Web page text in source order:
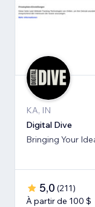
KA, IN
Digital Dive
Bringing Your
5,0 (211)
À partir de 100 $